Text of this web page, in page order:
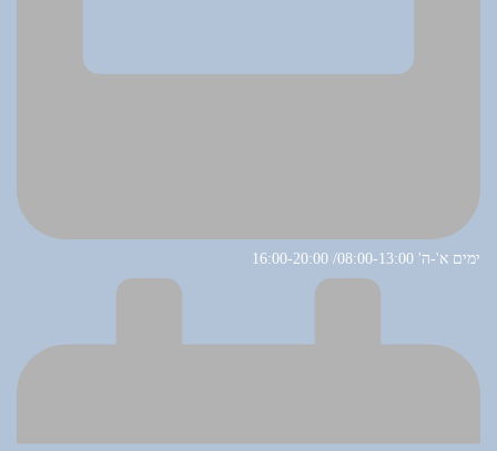
ימים א'-ה' 08:00-13:00/ 16:00-20:00